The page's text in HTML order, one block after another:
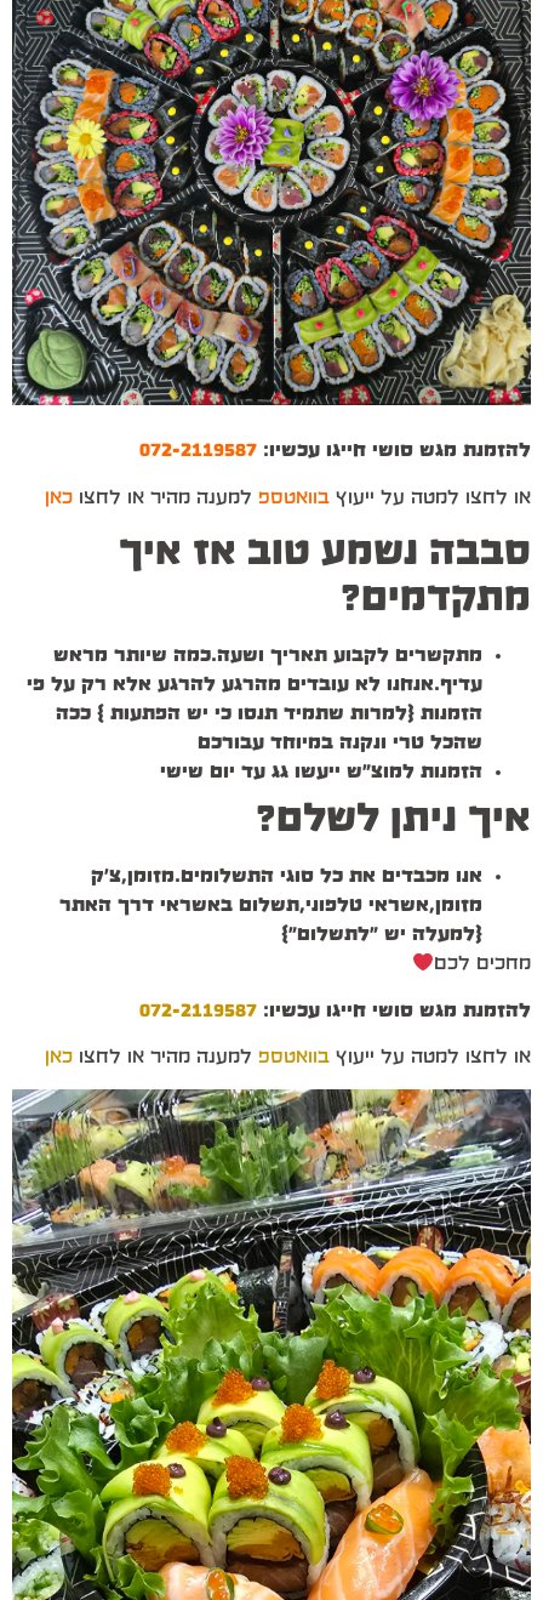
להזמנת מגש סושי חייגו עכשיו: 072-2119587
או לחצו למטה על ייעוץ בוואטספ למענה מהיר או לחצו כאן
סבבה נשמע טוב אז איך
מתקדמים?
מתקשרים לקבוע תאריך ושעה.כמה שיותר מראש
עדיף.אנחנו לא עובדים מהרגע להרגע אלא רק על פי
הזמנות {למרות שתמיד תנסו כי יש הפתעות } ככה
שהכל טרי ונקנה במיוחד עבורכם
הזמנות למוצ"ש ייעשו גג עד יום שישי
איך ניתן לשלם?
אנו מכבדים את כל סוגי התשלומים.מזומן,צ'ק
מזומן,אשראי טלפוני,תשלום באשראי דרך האתר
{למעלה יש "לתשלום"}
מחכים לכם
להזמנת מגש סושי חייגו עכשיו: 072-2119587
או לחצו למטה על ייעוץ בוואטספ למענה מהיר או לחצו כאן